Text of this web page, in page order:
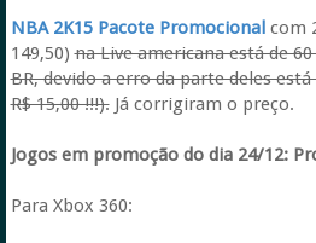
NBA 2K15 Pacote Promocionalcom
149,50)na Live americana está de
BR, devido a erro da parte deles
R$ 15,00 !!!).Já corrigiram o preço.
Jogos em promoção do dia 24/12:
Para Xbox 360: